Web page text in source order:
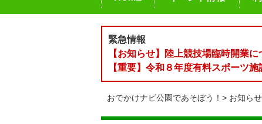
緊急情報
【お知らせ】陸上競技場臨時開業に
【重要】令和８年度有料スポーツ
おでかけナビ公園であそぼう！ お知らせ